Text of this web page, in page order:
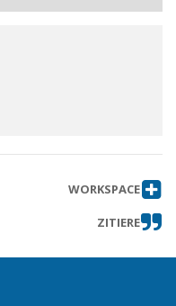
WORKSPACE
ZITIERE